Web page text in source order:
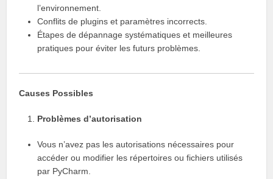
l’environnement.
Conflits de plugins et paramètres incorrects.
Étapes de dépannage systématiques et meilleures
pratiques pour éviter les futurs problèmes.
Causes Possibles
Problèmes d’autorisation
Vous n’avez pas les autorisations nécessaires pour
accéder ou modifier les répertoires ou fichiers utilisés
par PyCharm.